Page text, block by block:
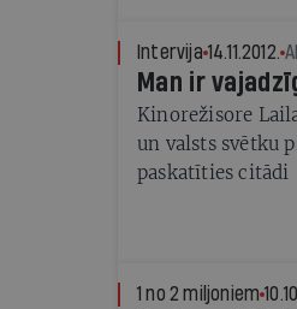
Intervija 14.11.2012.
Man ir
Kinorežisore
un valsts svētku
paskatīties citādi
1 no 2 miljoniem